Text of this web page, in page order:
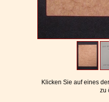
Geschäftsbedingungen
Datenschutzerklärung
Ihr WarenkorbKlicken Sie auf eines
zu